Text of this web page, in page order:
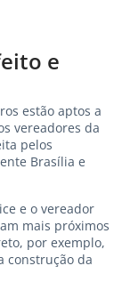
e
estão aptos a
vereadores da
pelos
Brasília e
e o vereador
mais próximos
por exemplo,
construção da